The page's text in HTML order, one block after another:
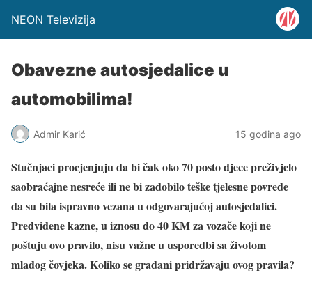
NEON Televizija
Obavezne autosjedalice u
automobilima!
Admir Karić 15 godina ago
Stučnjaci procjenjuju da bi čak oko 70 posto djece preživjelo
saobraćajne nesreće ili ne bi zadobilo teške tjelesne povrede
da su bila ispravno vezana u odgovarajućoj autosjedalici.
Predviđene kazne, u iznosu do 40 KM za vozače koji ne
poštuju ovo pravilo, nisu važne u usporedbi sa životom
mladog čovjeka. Koliko se građani pridržavaju ovog pravila?